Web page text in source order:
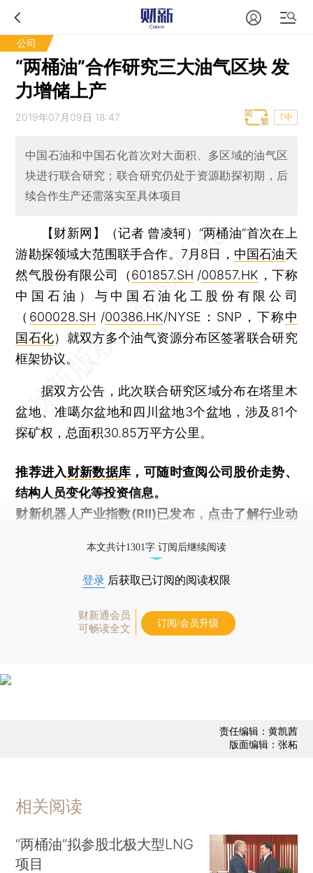
公司
“两桶油”合作研究三大油气区块 发
力增储上产
2019年07月09日 18:47 T中
中国石油和中国石化首次对大面积、多区域的油气区
块进行联合研究；联合研究仍处于资源勘探初期，后
续合作生产还需落实至具体项目
【财新网】（记者 曾凌轲） “两桶油”首次在上
游勘探领域大范围联手合作。7月8日， 中国石油天
然气股份有限公司（601857.SH /00857.HK ，下称
中国石油）与中国石油化工股份有限公司
（ 600028.SH /00386.HK/NYSE：SNP，下称中
国石化）就双方多个油气资源分布区签署联合研究
框架协议。
据双方公告，此次联合研究区域分布在塔里木
盆地、准噶尔盆地和四川盆地3个盆地，涉及81个
探矿权，总面积30.85万平方公里。
推荐进入财新数据库 ，可随时查阅公司股价走势、
结构人员变化等投资信息。
财新机器人产业指数(RII)已发布， 点击了解行业动
本文共计1301字 订阅后继续阅读
登录 后获取已订阅的阅读权限
财新通会员
可畅读全文
订阅/会员升级
责任编辑：黄凯茜
版面编辑：张柘
相关阅读
“两桶油”拟参股北极大型LNG
项目